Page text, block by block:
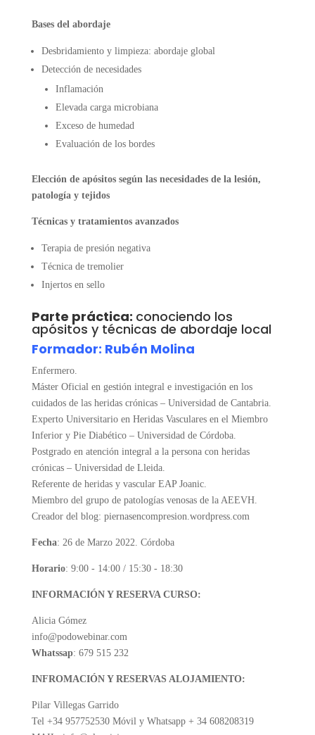
Bases del abordaje
Desbridamiento y limpieza: abordaje global
Detección de necesidades
Inflamación
Elevada carga microbiana
Exceso de humedad
Evaluación de los bordes
Elección de apósitos según las necesidades de la lesión,
patología y tejidos
Técnicas y tratamientos avanzados
Terapia de presión negativa
Técnica de tremolier
Injertos en sello
Parte práctica: conociendo los
apósitos y técnicas de abordaje local
Formador: Rubén Molina
Enfermero.
Máster Oficial en gestión integral e investigación en los
cuidados de las heridas crónicas – Universidad de Cantabria.
Experto Universitario en Heridas Vasculares en el Miembro
Inferior y Pie Diabético – Universidad de Córdoba.
Postgrado en atención integral a la persona con heridas
crónicas – Universidad de Lleida.
Referente de heridas y vascular EAP Joanic.
Miembro del grupo de patologías venosas de la AEEVH.
Creador del blog: piernasencompresion.wordpress.com
Fecha: 26 de Marzo 2022. Córdoba
Horario: 9:00 - 14:00 / 15:30 - 18:30
INFORMACIÓN Y RESERVA CURSO:
Alicia Gómez
info@podowebinar.com
Whatssap: 679 515 232
INFROMACIÓN Y RESERVAS ALOJAMIENTO:
Pilar Villegas Garrido
Tel +34 957752530 Móvil y Whatsapp + 34 608208319